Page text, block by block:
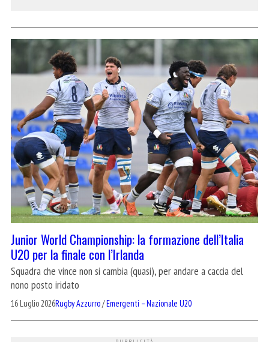
Junior World Championship: la formazione dell’Italia
U20 per la finale con l’Irlanda
Squadra che vince non si cambia (quasi), per andare a caccia del
nono posto iridato
16 Luglio 2026Rugby Azzurro/Emergenti – Nazionale U20